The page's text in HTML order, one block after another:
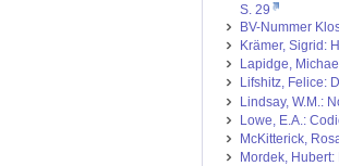
S. 29
BV-Nummer
Krämer, Sigrid:
Lapidge,
Lifshitz, Felice:
Lindsay, W.M.:
Lowe, E.A.:
McKitterick,
Mordek,